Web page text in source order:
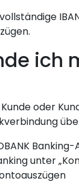
ich
oder
unter